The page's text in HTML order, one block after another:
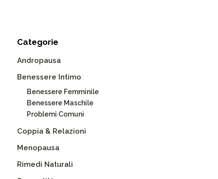
Categorie
Andropausa
Benessere Intimo
Benessere Femminile
Benessere Maschile
Problemi Comuni
Coppia & Relazioni
Menopausa
Rimedi Naturali